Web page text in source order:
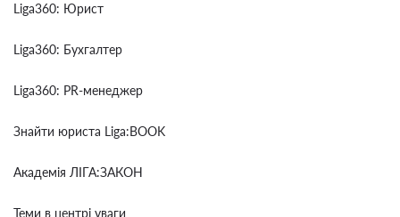
Liga360: Юрист
Liga360: Бухгалтер
Liga360: PR-менеджер
Знайти юриста Liga:BOOK
Академія ЛІГА:ЗАКОН
Теми в центрі уваги